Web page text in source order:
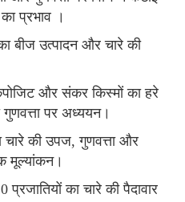
प्रभाव ।
बीज उत्पादन और चारे की
और संकर किस्मों का हरे
पर अध्ययन।
चारे की उपज, गुणवत्ता और
मूल्यांकन।
प्रजातियों का चारे की पैदावार